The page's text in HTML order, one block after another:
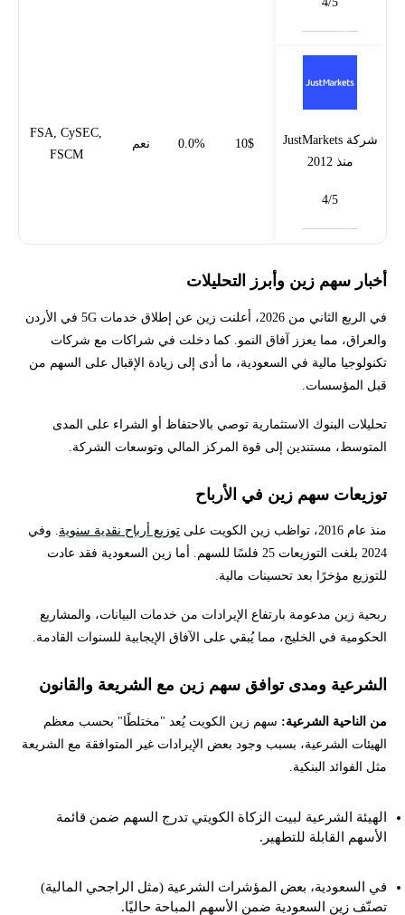
شركة JustMarkets
منذ 2012
4/5
10$
0.0% نعم
FSA, CySEC,
FSCM
أخبار سهم زين وأبرز التحليلات
في الربع الثاني من 2026، أعلنت زين عن إطلاق خدمات 5G في الأردن
والعراق، مما يعزز آفاق النمو. كما دخلت في شراكات مع شركات
تكنولوجيا مالية في السعودية، ما أدى إلى زيادة الإقبال على السهم من
قبل المؤسسات.
تحليلات البنوك الاستثمارية توصي بالاحتفاظ أو الشراء على المدى
المتوسط، مستندين إلى قوة المركز المالي وتوسعات الشركة.
توزيعات سهم زين في الأرباح
منذ عام 2016، تواظب زين الكويت على توزيع أرباح نقدية سنوية . وفي
2024 بلغت التوزيعات 25 فلسًا للسهم. أما زين السعودية فقد عادت
للتوزيع مؤخرًا بعد تحسينات مالية.
ربحية زين مدعومة بارتفاع الإيرادات من خدمات البيانات، والمشاريع
الحكومية في الخليج، مما يُبقي على الآفاق الإيجابية للسنوات القادمة.
الشرعية ومدى توافق سهم زين مع الشريعة والقانون
من الناحية الشرعية: سهم زين الكويت يُعد "مختلطًا" بحسب معظم
الهيئات الشرعية، بسبب وجود بعض الإيرادات غير المتوافقة مع الشريعة
مثل الفوائد البنكية.
الهيئة الشرعية لبيت الزكاة الكويتي تدرج السهم ضمن قائمة
الأسهم القابلة للتطهير.
في السعودية، بعض المؤشرات الشرعية (مثل الراجحي المالية)
تصنّف زين السعودية ضمن الأسهم المباحة حاليًا.